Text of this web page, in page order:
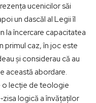
ucenicilor săi
un dascăl al Legii îl
la încercare capacitatea
primul caz, în joc este
și considerau că au
această abordare.
o lecție de teologie
logică a învățaților